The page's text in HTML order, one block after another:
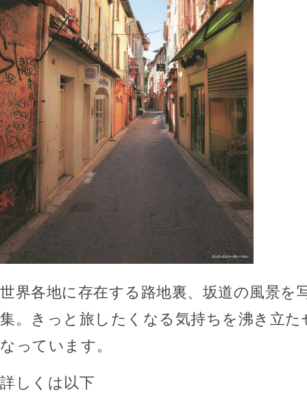
世界各地に存在する路地裏、坂道の風景を
集。きっと旅したくなる気持ちを沸き立
なっています。
詳しくは以下